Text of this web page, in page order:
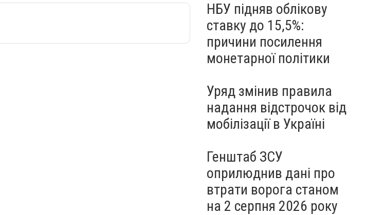
НБУ підняв облікову
ставку до 15,5%:
причини посилення
монетарної політики
Уряд змінив правила
надання відстрочок від
мобілізації в Україні
Генштаб ЗСУ
оприлюднив дані про
втрати ворога станом
на 2 серпня 2026 року